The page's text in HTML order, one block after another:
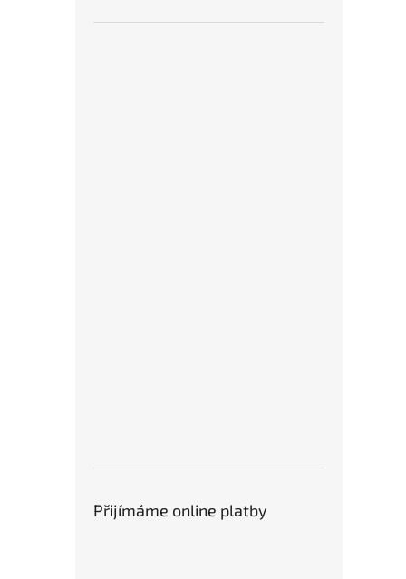
Přijímáme online platby